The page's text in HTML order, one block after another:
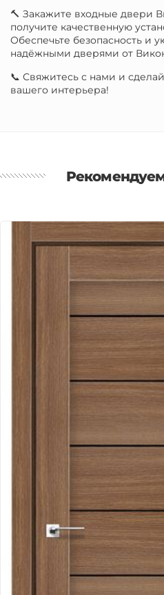
🔨 Закажите входные двери
получите качественную
Обеспечьте безопасность и
надёжными дверями от
📞 Свяжитесь с нами и
вашего интерьера!